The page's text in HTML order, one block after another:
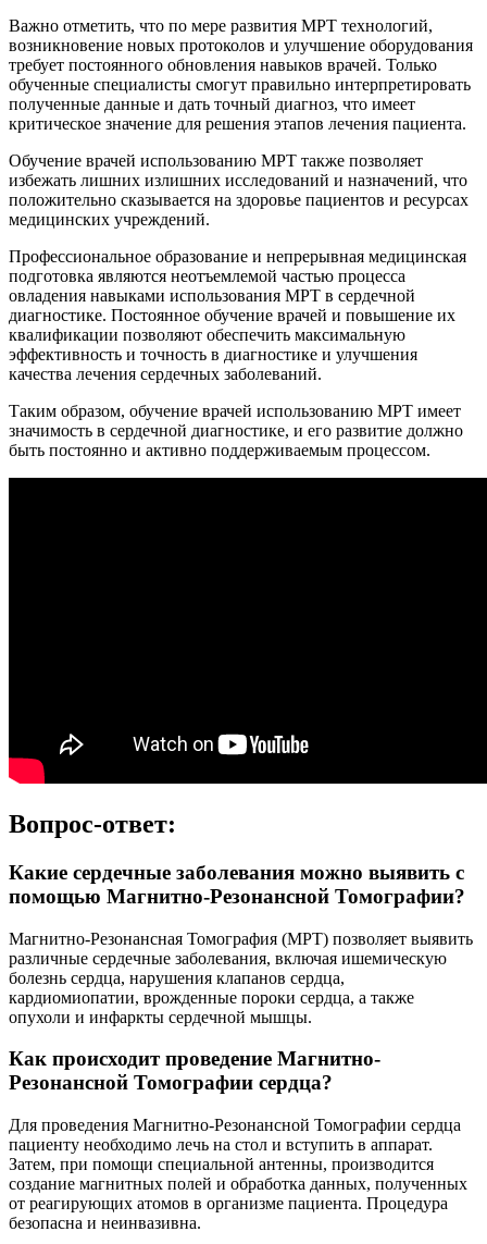
Важно отметить, что по мере развития МРТ технологий,
возникновение новых протоколов и улучшение оборудования
требует постоянного обновления навыков врачей. Только
обученные специалисты смогут правильно интерпретировать
полученные данные и дать точный диагноз, что имеет
критическое значение для решения этапов лечения пациента.
Обучение врачей использованию МРТ также позволяет
избежать лишних излишних исследований и назначений, что
положительно сказывается на здоровье пациентов и ресурсах
медицинских учреждений.
Профессиональное образование и непрерывная медицинская
подготовка являются неотъемлемой частью процесса
овладения навыками использования МРТ в сердечной
диагностике. Постоянное обучение врачей и повышение их
квалификации позволяют обеспечить максимальную
эффективность и точность в диагностике и улучшения
качества лечения сердечных заболеваний.
Таким образом, обучение врачей использованию МРТ имеет
значимость в сердечной диагностике, и его развитие должно
быть постоянно и активно поддерживаемым процессом.
Вопрос-ответ:
Какие сердечные заболевания можно выявить с
помощью Магнитно-Резонансной Томографии?
Магнитно-Резонансная Томография (МРТ) позволяет выявить
различные сердечные заболевания, включая ишемическую
болезнь сердца, нарушения клапанов сердца,
кардиомиопатии, врожденные пороки сердца, а также
опухоли и инфаркты сердечной мышцы.
Как происходит проведение Магнитно-
Резонансной Томографии сердца?
Для проведения Магнитно-Резонансной Томографии сердца
пациенту необходимо лечь на стол и вступить в аппарат.
Затем, при помощи специальной антенны, производится
создание магнитных полей и обработка данных, полученных
от реагирующих атомов в организме пациента. Процедура
безопасна и неинвазивна.